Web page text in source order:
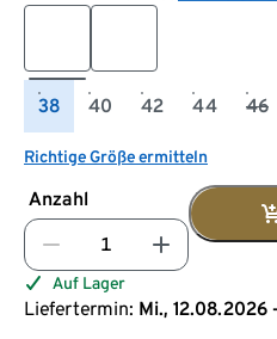
38 40 42 44 46
Richtige Größe ermitteln
Anzahl
Auf Lager
Liefertermin: Mi., 12.08.2026